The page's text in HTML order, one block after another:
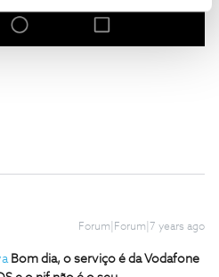
Forum|Forum|7 years ago
Bom dia, o serviço é da Vodafone